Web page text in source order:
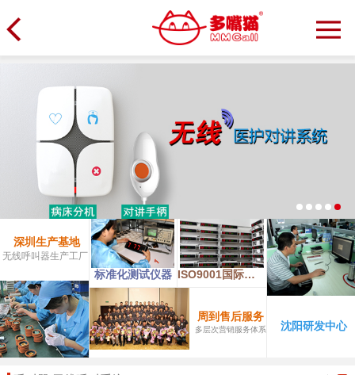
深圳生产基地
无线呼叫器生产工厂
标准化测试仪器 ISO9001国际质量认证体系
周到售后服务
多层次营销服务体系 沈阳研发中心